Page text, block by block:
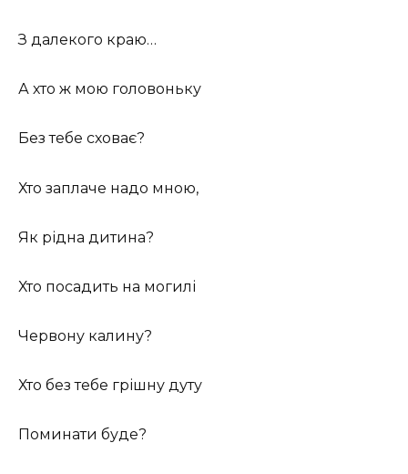
З далекого краю…
А хто ж мою головоньку
Без тебе сховає?
Хто заплаче надо мною,
Як рідна дитина?
Хто посадить на могилі
Червону калину?
Хто без тебе грішну дуту
Поминати буде?